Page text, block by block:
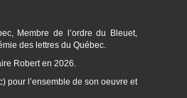
Membre de l’ordre du Bleuet,
des lettres du Québec.
Robert en 2026.
pour l’ensemble de son oeuvre et